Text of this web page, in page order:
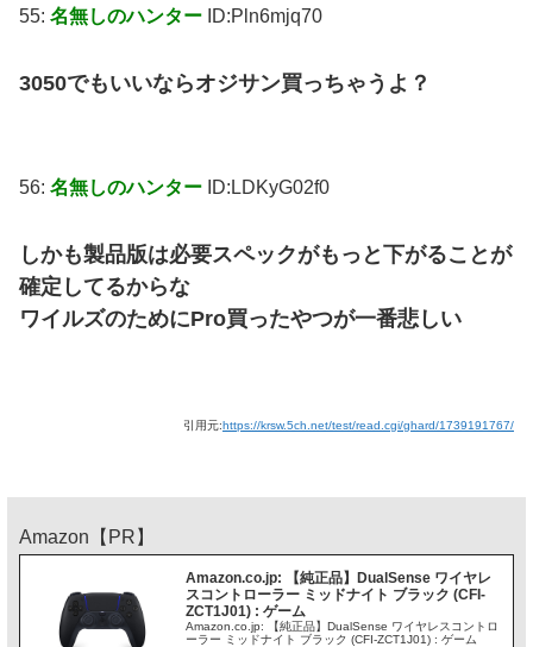
55: 名無しのハンター ID:Pln6mjq70
3050でもいいならオジサン買っちゃうよ？
56: 名無しのハンター ID:LDKyG02f0
しかも製品版は必要スペックがもっと下がることが
確定してるからな
ワイルズのためにPro買ったやつが一番悲しい
引用元:https://krsw.5ch.net/test/read.cgi/ghard/1739191767/
Amazon【PR】
Amazon.co.jp: 【純正品】DualSense ワイヤレ
スコントローラー ミッドナイト ブラック (CFI-
ZCT1J01) : ゲーム
Amazon.co.jp: 【純正品】DualSense ワイヤレスコントロ
ーラー ミッドナイト ブラック (CFI-ZCT1J01) : ゲーム